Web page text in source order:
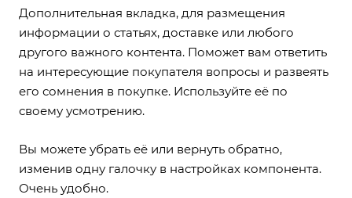
Дополнительная вкладка, для размещения
информации о статьях, доставке или любого
другого важного контента. Поможет вам ответить
на интересующие покупателя вопросы и развеять
его сомнения в покупке. Используйте её по
своему усмотрению.
Вы можете убрать её или вернуть обратно,
изменив одну галочку в настройках компонента.
Очень удобно.